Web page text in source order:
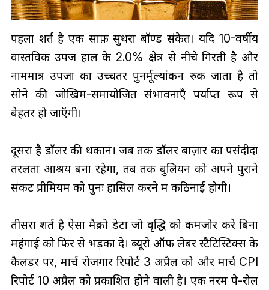
पहला शर्त है एक साफ़ सुथरा बॉण्ड संकेत। यदि 10-वर्षीय
वास्तविक उपज हाल के 2.0% क्षेत्र से नीचे गिरती है और
नाममात्र उपजों का उच्चतर पुनर्मूल्यांकन रुक जाता है तो
सोने की जोखिम-समायोजित संभावनाएँ पर्याप्त रूप से
बेहतर हो जाएँगी।
दूसरा है डॉलर की थकान। जब तक डॉलर बाज़ार का पसंदीदा
तरलता आश्रय बना रहेगा, तब तक बुलियन को अपने पुराने
संकट प्रीमियम को पुनः हासिल करने में कठिनाई होगी।
तीसरा शर्त है ऐसा मैक्रो डेटा जो वृद्धि को कमजोर करे बिना
महंगाई को फिर से भड़का दे। ब्यूरो ऑफ लेबर स्टैटिस्टिक्स के
कैलेंडर पर, मार्च रोजगार रिपोर्ट 3 अप्रैल को और मार्च CPI
रिपोर्ट 10 अप्रैल को प्रकाशित होने वाली है। एक नरम पे-रोल